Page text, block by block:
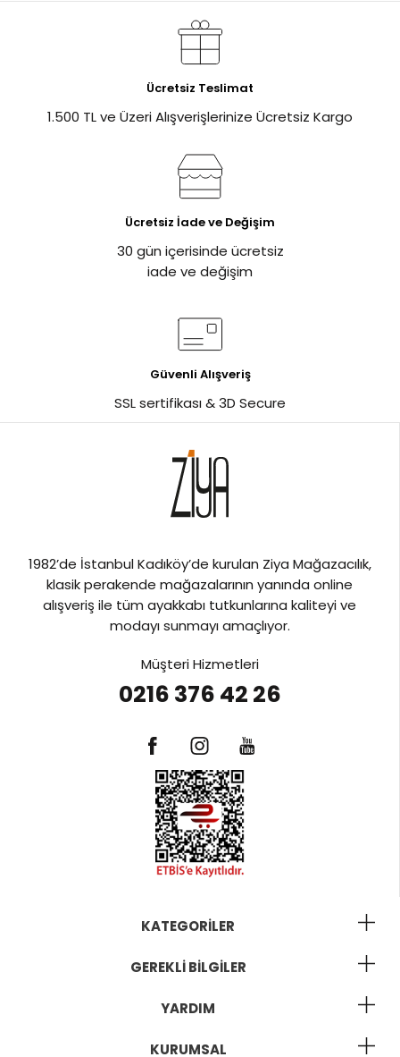
Ücretsiz Teslimat
1.500 TL ve Üzeri Alışverişlerinize Ücretsiz Kargo
Ücretsiz İade ve Değişim
30 gün içerisinde ücretsiz
iade ve değişim
Güvenli Alışveriş
SSL sertifikası & 3D Secure
1982’de İstanbul Kadıköy’de kurulan Ziya Mağazacılık,
klasik perakende mağazalarının yanında online
alışveriş ile tüm ayakkabı tutkunlarına kaliteyi ve
modayı sunmayı amaçlıyor.
Müşteri Hizmetleri
0216 376 42 26
KATEGORILER
GEREKLI BILGILER
YARDIM
KURUMSAL